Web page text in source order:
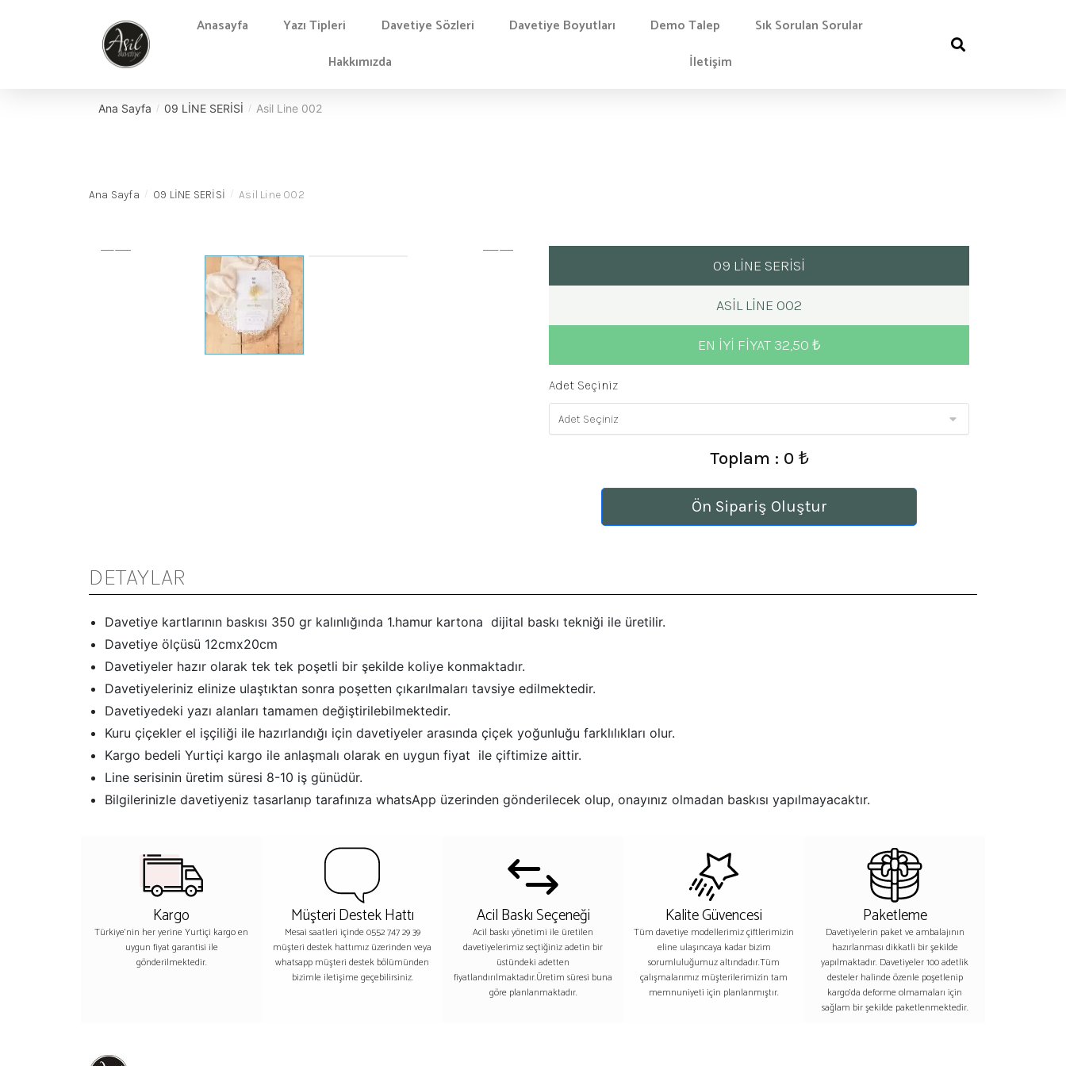
Anasayfa Yazı Tipleri Davetiye Sözleri Davetiye Boyutları Demo Talep
Sık Sorulan Sorular
Hakkımızda
İletişim
Ana Sayfa / 09 LİNE SERİSİ / Asil Line 002
Ana Sayfa / 09 LİNE SERİSİ / Asil Line 002
09 LİNE SERİSİ
ASIL LINE 002
EN IYI FIYAT 32,50 ₺
Adet Seçiniz
Toplam : 0 ₺
Ön Sipariş Oluştur
DETAYLAR
Davetiye kartlarının baskısı 350 gr kalınlığında 1.hamur kartona dijital baskı tekniği ile üretilir.
Davetiye ölçüsü 12cmx20cm
Davetiyeler hazır olarak tek tek poşetli bir şekilde koliye konmaktadır.
Davetiyeleriniz elinize ulaştıktan sonra poşetten çıkarılmaları tavsiye edilmektedir.
Davetiyedeki yazı alanları tamamen değiştirilebilmektedir.
Kuru çiçekler el işçiliği ile hazırlandığı için davetiyeler arasında çiçek yoğunluğu farklılıkları olur.
Kargo bedeli Yurtiçi kargo ile anlaşmalı olarak en uygun fiyat ile çiftimize aittir.
Line serisinin üretim süresi 8-10 iş günüdür.
Bilgilerinizle davetiyeniz tasarlanıp tarafınıza whatsApp üzerinden gönderilecek olup, onayınız olmadan baskısı yapılmayacaktır.
Kargo
Türkiye'nin her yerine Yurtiçi kargo en
uygun fiyat garantisi ile
gönderilmektedir.
Müşteri Destek Hattı
Mesai saatleri içinde 0552 747 29 39
müşteri destek hattımız üzerinden veya
whatsapp müşteri destek bölümünden
bizimle iletişime geçebilirsiniz.
Acil Baskı Seçeneği
Acil baskı yönetimi ile üretilen
davetiyelerimiz seçtiğiniz adetin bir
üstündeki adetten
fiyatlandırılmaktadır.Üretim süresi buna
göre planlanmaktadır.
Kalite Güvencesi
Tüm davetiye modellerimiz çiftlerimizin
eline ulaşıncaya kadar bizim
sorumluluğumuz altındadır.Tüm
çalışmalarımız müşterilerimizin tam
memnuniyeti için planlanmıştır.
Paketleme
Davetiyelerin paket ve ambalajının
hazırlanması dikkatli bir şekilde
yapılmaktadır. Davetiyeler 100 adetlik
desteler halinde özenle poşetlenip
kargo’da deforme olmamaları için
sağlam bir şekilde paketlenmektedir.